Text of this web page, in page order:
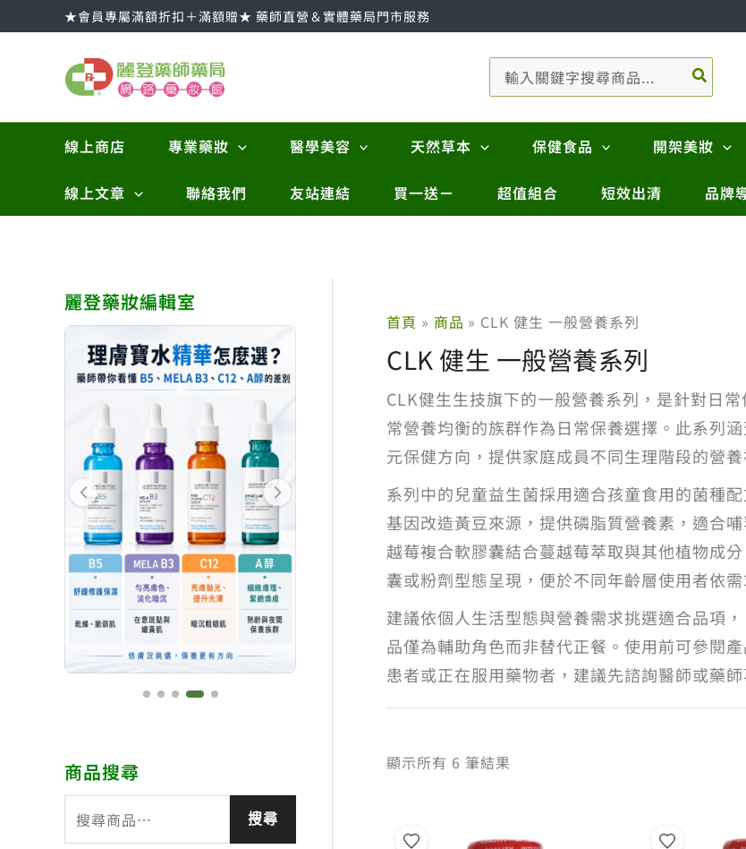
至
★會員專屬滿額折扣＋滿額贈★ 藥師直營＆實體藥局門市服務
尋：
線上商店 專業藥妝 醫學美容 天然草本 保健食品 開架美妝
線上文章 聯絡我們 友站連結 買一送ㄧ 超值組合 短效出清 品牌
麗登藥妝編輯室
商品搜尋
尋
搜尋
首頁 商品 CLK 健生 一般營養系列
CLK 健生 一般營養系列
CLK健生生技旗下的一般營養系列，是針對日
常營養均衡的族群作為日常保養選擇。此系列
元保健方向，提供家庭成員不同生理階段的營養
系列中的兒童益生菌採用適合孩童食用的菌種
基因改造黃豆來源，提供磷脂質營養素，適合
越莓複合軟膠囊結合蔓越莓萃取與其他植物成
囊或粉劑型態呈現，便於不同年齡層使用者依
建議依個人生活型態與營養需求挑選適合品項
品僅為輔助角色而非替代正餐。使用前可參閱
患者或正在服用藥物者，建議先諮詢醫師或藥
顯示所有 6 筆結果